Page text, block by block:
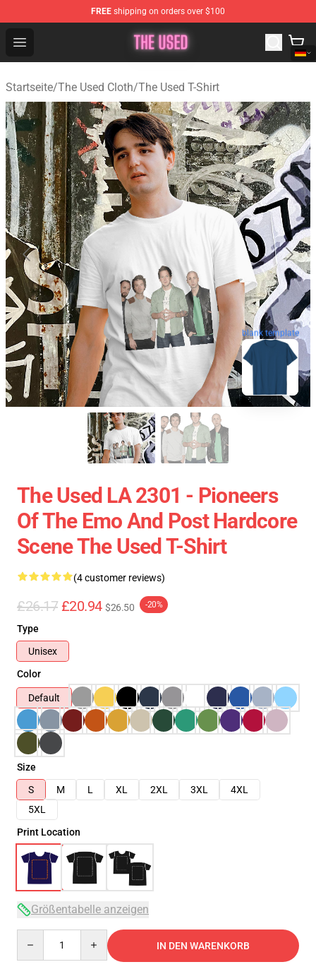
FREE shipping on orders over $100
Open menu
The Used Store - Official The Used Merchandise Shop
Startseite/The Used Cloth/The Used T-Shirt
blank template
The Used LA 2301 - Pioneers
Of The Emo And Post Hardcore
Scene The Used T-Shirt
(4 customer reviews)
£26.17 £20.94 $26.50 -20%
Type
Unisex
Color
Default
Size
S
M L XL 2XL 3XL
4XL
5XL
Print Location
Größentabelle anzeigen
IN DEN WARENKORB